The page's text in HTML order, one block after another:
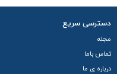
دسترسی سریع
مجله
تماس باما
درباره ی ما